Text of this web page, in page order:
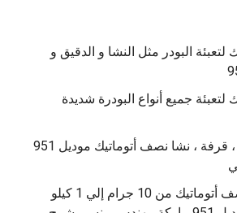
لتعبئة البودر مثل النشا و الدقيق و
لتعبئة جميع أنواع البودرة شديدة
ماكينة تعبئة سحلب ، قرفة ، نشا نصف أتوماتيك موديل 951
ماكينة تعبئة بودر نصف أتوماتيك من 10 جرام إلي 1 كيلو